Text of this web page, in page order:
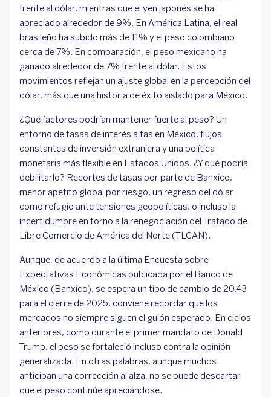
frente al dólar, mientras que el yen japonés se ha
apreciado alrededor de 9%. En América Latina, el real
brasileño ha subido más de 11% y el peso colombiano
cerca de 7%. En comparación, el peso mexicano ha
ganado alrededor de 7% frente al dólar. Estos
movimientos reflejan un ajuste global en la percepción del
dólar, más que una historia de éxito aislado para México.
¿Qué factores podrían mantener fuerte al peso? Un
entorno de tasas de interés altas en México, flujos
constantes de inversión extranjera y una política
monetaria más flexible en Estados Unidos. ¿Y qué podría
debilitarlo? Recortes de tasas por parte de Banxico,
menor apetito global por riesgo, un regreso del dólar
como refugio ante tensiones geopolíticas, o incluso la
incertidumbre en torno a la renegociación del Tratado de
Libre Comercio de América del Norte (TLCAN).
Aunque, de acuerdo a la última Encuesta sobre
Expectativas Económicas publicada por el Banco de
México (Banxico), se espera un tipo de cambio de 20.43
para el cierre de 2025, conviene recordar que los
mercados no siempre siguen el guión esperado. En ciclos
anteriores, como durante el primer mandato de Donald
Trump, el peso se fortaleció incluso contra la opinión
generalizada. En otras palabras, aunque muchos
anticipan una corrección al alza, no se puede descartar
que el peso continúe apreciándose.